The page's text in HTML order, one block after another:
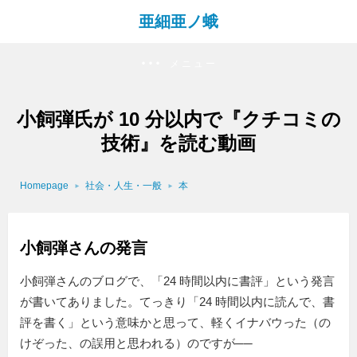
亜細亜ノ蛾
小飼弾氏が 10 分以内で『クチコミの
技術』を読む動画
Homepage 社会・人生・一般 本
小飼弾さんの発言
小飼弾さんのブログで、「24 時間以内に書評」という発言
が書いてありました。てっきり「24 時間以内に読んで、書
評を書く」という意味かと思って、軽くイナバウった（の
けぞった、の誤用と思われる）のですが──